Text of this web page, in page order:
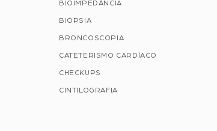
BIOIMPEDÂNCIA
BIÓPSIA
BRONCOSCOPIA
CATETERISMO CARDÍACO
CHECKUPS
CINTILOGRAFIA